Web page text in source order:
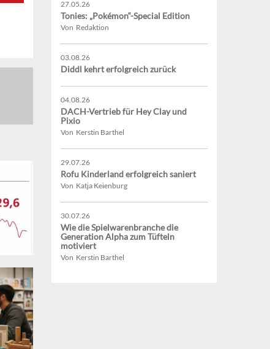
27.05.26
Tonies: „Pokémon“-Special Edition
Von Redaktion
03.08.26
Diddl kehrt erfolgreich zurück
04.08.26
DACH-Vertrieb für Hey Clay und
Pixio
Von Kerstin Barthel
29.07.26
Rofu Kinderland erfolgreich saniert
Von Katja Keienburg
30.07.26
Wie die Spielwarenbranche die
Generation Alpha zum Tüfteln
motiviert
Von Kerstin Barthel